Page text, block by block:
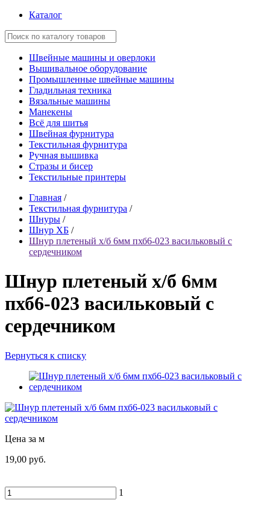
Каталог
Швейные машины и оверлоки
Вышивальное оборудование
Промышленные швейные машины
Гладильная техника
Вязальные машины
Манекены
Всё для шитья
Швейная фурнитура
Текстильная фурнитура
Ручная вышивка
Стразы и бисер
Текстильные принтеры
Главная /
Текстильная фурнитура /
Шнуры /
Шнур ХБ /
Шнур плетеный х/б 6мм пхб6-023 васильковый с
сердечником
Шнур плетеный х/б 6мм
пхб6-023 васильковый с
сердечником
Вернуться к списку
Цена за м
19,00 руб.
1